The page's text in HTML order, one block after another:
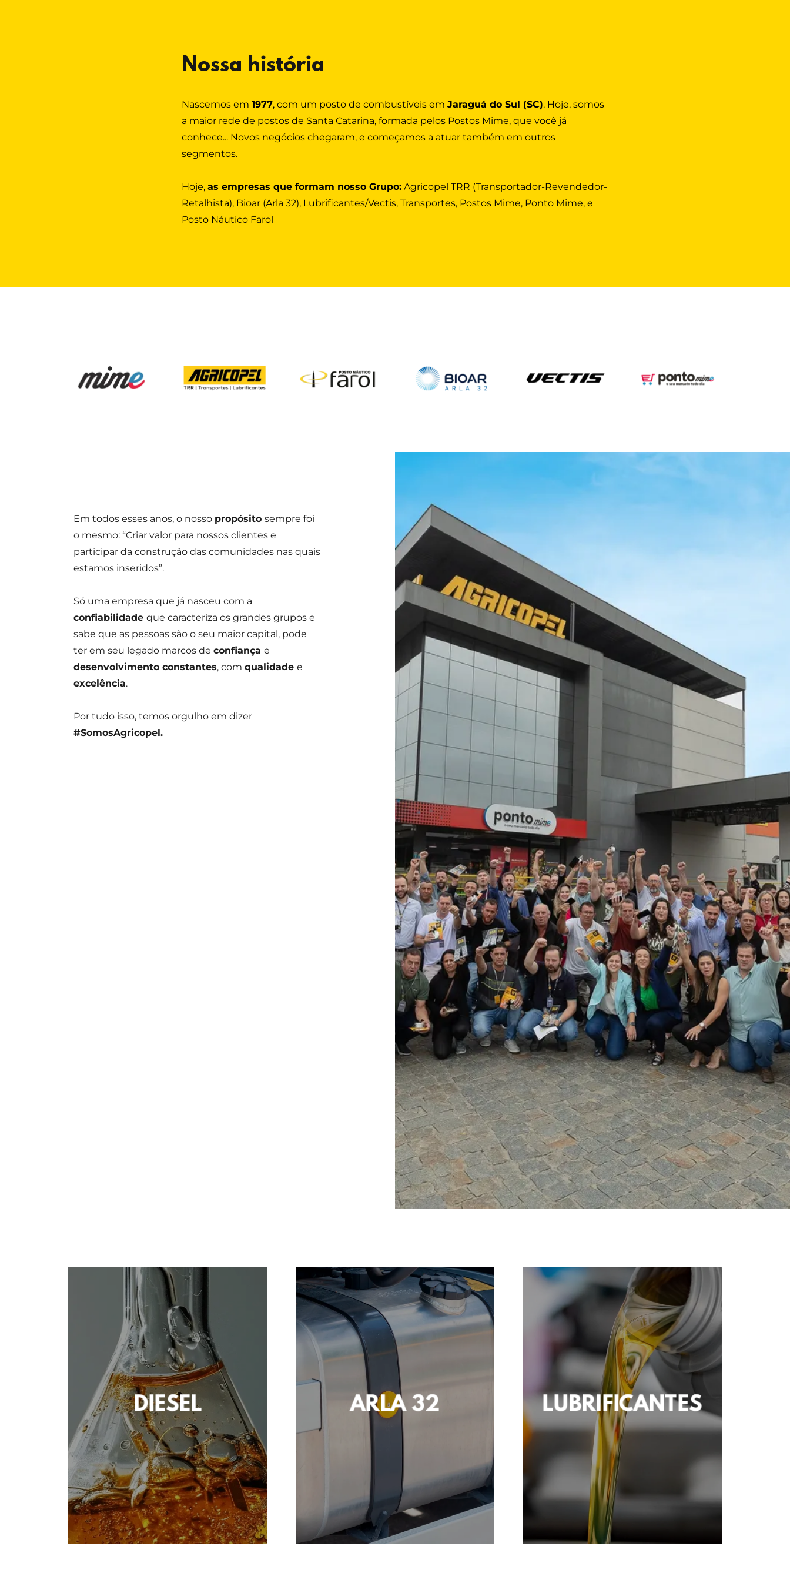
Nossa história
Nascemos em1977, com um posto de combustíveis emJaraguá do Sul (SC). Hoje, somos
a maior rede de postos de Santa Catarina, formada pelos Postos Mime, que você já
conhece... Novos negócios chegaram, e começamos a atuar também em outros
segmentos.
Hoje,as empresas que formam nosso Grupo: Agricopel TRR (Transportador-Revendedor-
Retalhista), Bioar (Arla 32), Lubrificantes/Vectis, Transportes, Postos Mime, Ponto Mime, e
Posto Náutico Farol
Em todos esses anos, o nosso propósito sempre foi
o mesmo: “Criar valor para nossos clientes e
participar da construção das comunidades nas quais
estamos inseridos”.
Só uma empresa que já nasceu com a
confiabilidade que caracteriza os grandes grupos e
sabe que as pessoas são o seu maior capital, pode
ter em seu legado marcos de confiança e
desenvolvimento constantes, com qualidade e
excelência.
Por tudo isso, temos orgulho em dizer
#SomosAgricopel.
DIESEL ARLA 32 LUBRIFICANTES